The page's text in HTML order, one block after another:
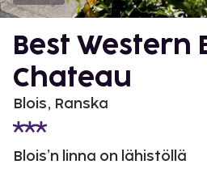
Best Western
Chateau
Blois, Ranska
Blois’n linna on lähistöllä